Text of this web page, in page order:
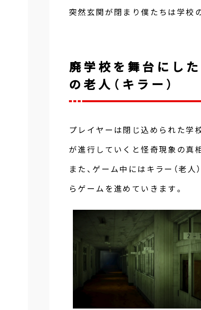
突然玄関が閉まり僕たちは学校
廃学校を舞台にし
の老人（キラー）
プレイヤーは閉じ込められた学
が進行していくと怪奇現象の真
また、ゲーム中にはキラー（老
らゲームを進めていきます。